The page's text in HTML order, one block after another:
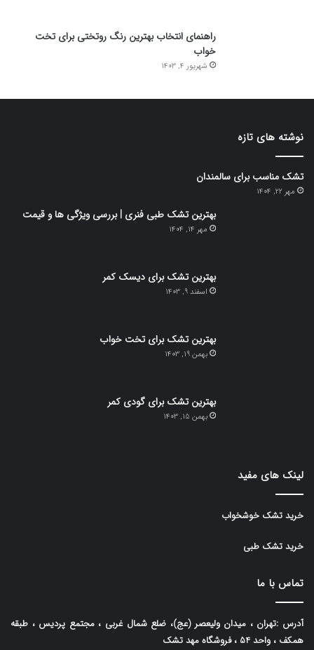
راهنمای انتخاب بهترین رنگ روتختی برای تخت
خواب
شهریور 4, 1403
نوشته های تازه
تشک مناسب برای سالمندان
مهر 22, 1404
بهترین تشک طبی فنری | بررسی ویژگی ها و قیمت
مهر 14, 1404
بهترین تشک برای دیسک کمر
اسفند 9, 1403
بهترین تشک برای تخت خواب
بهمن 19, 1403
بهترین تشک برای گودی کمر
بهمن 15, 1403
لینک های مفید
خرید تشک خوشخواب
خرید تشک طبی
تماس با ما
آدرس :تهران ، میدان ولیعصر (عج)، ضلع شمال غربی ، مجتمع پردیس ، طبقه
همکف ، واحد 54 ، فروشگاه مهد تشک